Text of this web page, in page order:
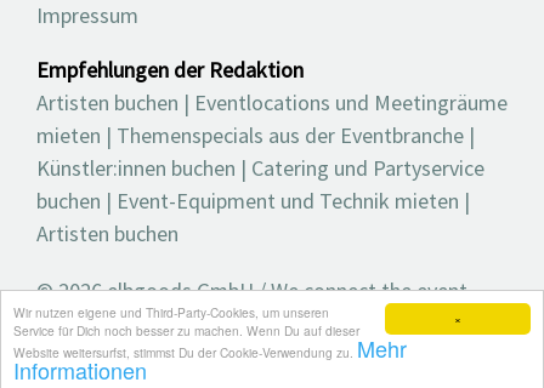
×
Wir nutzen eigene und Third-Party-Cookies, um unseren
Service für Dich noch besser zu machen. Wenn Du auf dieser
Website weitersurfst, stimmst Du der Cookie-Verwendung zu. Mehr
Informationen
Impressum
Empfehlungen der Redaktion
Artisten buchen | Eventlocations und Meetingräume
mieten | Themenspecials aus der Eventbranche |
Künstler:innen buchen | Catering und Partyservice
buchen | Event-Equipment und Technik mieten |
Artisten buchen
© 2026 elbgoods GmbH / We connect the event
industry / Medienvielfalt für die Eventplanung /
Eventbranchenbuch, Blog, Magazin und mehr